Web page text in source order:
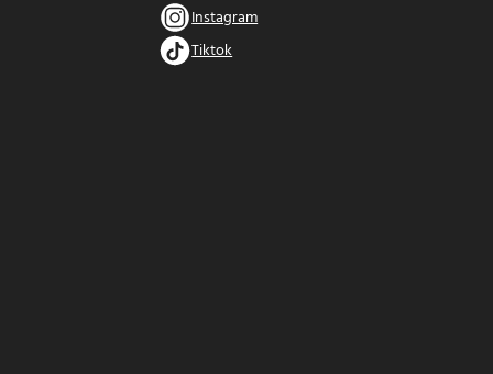
Instagram
Tiktok